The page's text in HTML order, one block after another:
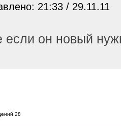
21:33 / 29.11.11
он новый
28